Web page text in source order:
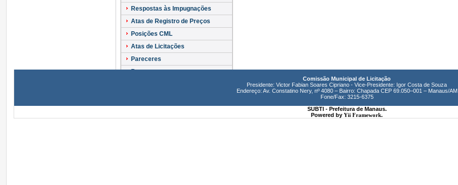
Respostas às Impugnações
Atas de Registro de Preços
Posições CML
Atas de Licitações
Pareceres
Recursos
Comissão Municipal de Licitação
Presidente: Victor Fabian Soares Cipriano - Vice-Presidente: Igor Costa de Souza
Endereço: Av. Constatino Nery, nº 4080 – Bairro: Chapada CEP 69.050–001 – Manaus/AM
Fone/Fax: 3215-6375
SUBTI - Prefeitura de Manaus.
Powered byYii Framework.